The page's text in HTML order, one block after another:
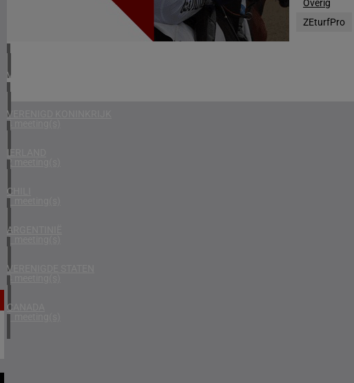
1 meeting(s)
VERENIGDE ARABISCHE EMIRATEN
1 meeting(s)
VERENIGD KONINKRIJK
4 meeting(s)
IERLAND
2 meeting(s)
CHILI
1 meeting(s)
ARGENTINIË
1 meeting(s)
VERENIGDE STATEN
4 meeting(s)
CANADA
1 meeting(s)
Overig
ZEturfPro